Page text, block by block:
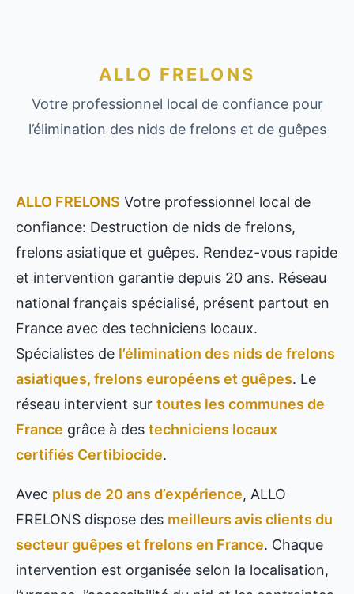
ALLO FRELONS
Votre professionnel local de confiance pour
l’élimination des nids de frelons et de guêpes
ALLO FRELONS Votre professionnel local de
confiance: Destruction de nids de frelons,
frelons asiatique et guêpes. Rendez-vous rapide
et intervention garantie depuis 20 ans. Réseau
national français spécialisé, présent partout en
France avec des techniciens locaux.
Spécialistes de l’élimination des nids de frelons
asiatiques, frelons européens et guêpes. Le
réseau intervient sur toutes les communes de
France grâce à des techniciens locaux
certifiés Certibiocide.
Avec plus de 20 ans d’expérience, ALLO
FRELONS dispose des meilleurs avis clients du
secteur guêpes et frelons en France. Chaque
intervention est organisée selon la localisation,